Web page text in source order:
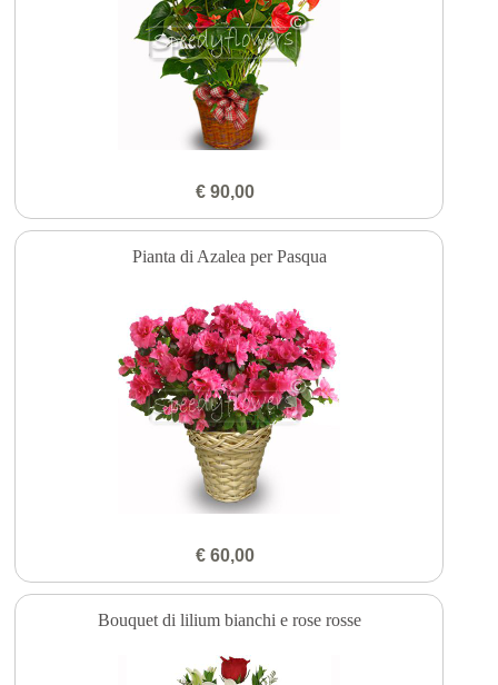
€ 90,00
Pianta di Azalea per Pasqua
€ 60,00
Bouquet di lilium bianchi e rose rosse